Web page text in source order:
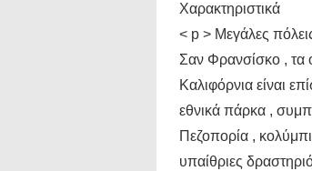
Χαρακτηριστικά
< p > Μεγάλες
Σαν Φρανσίσκο , τα
Καλιφόρνια είναι
εθνικά πάρκα ,
Πεζοπορία , κολύμπι
υπαίθριες